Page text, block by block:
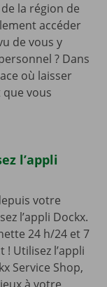
la région de
accéder
de vous y
? Dans
où laisser
vous
l’appli
votre
l’appli Dockx.
24 h/24 et 7
! Utilisez l’appli
Service Shop,